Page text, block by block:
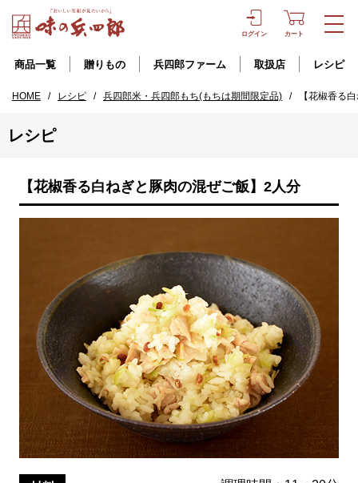
ログイン カート
商品一覧 贈りもの 兵四郎ファーム 取扱店 レシピ
HOME / レシピ / 兵四郎米・兵四郎もち(もちは期間限定品) / 【花椒香る
レシピ
【花椒香る白ねぎと豚肉の混ぜご飯】2人分